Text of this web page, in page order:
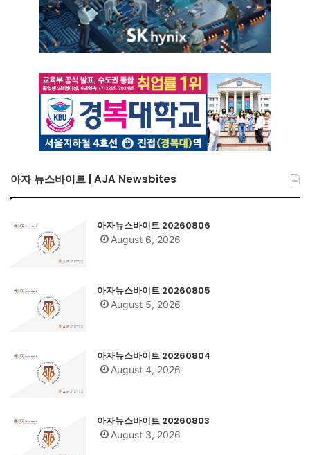
아자 뉴스바이트 | AJA Newsbites
아자뉴스바이트 20260806
August 6, 2026
아자뉴스바이트 20260805
August 5, 2026
아자뉴스바이트 20260804
August 4, 2026
아자뉴스바이트 20260803
August 3, 2026